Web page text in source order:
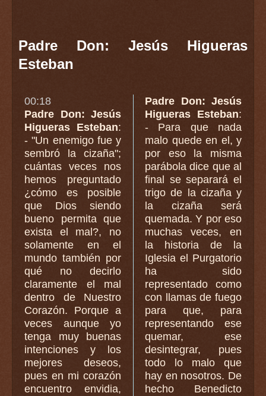
Padre Don: Jesús Higueras
Esteban
00:18
Padre Don: Jesús
Higueras Esteban:
- "Un enemigo fue y
sembró la cizaña";
cuántas veces nos
hemos preguntado
¿cómo es posible
que Dios siendo
bueno permita que
exista el mal?, no
solamente en el
mundo también por
qué no decirlo
claramente el mal
dentro de Nuestro
Corazón. Porque a
veces aunque yo
tenga muy buenas
intenciones y los
mejores deseos,
pues en mi corazón
encuentro envidia,
Padre Don: Jesús
Higueras Esteban:
- Para que nada
malo quede en el, y
por eso la misma
parábola dice que al
final se separará el
trigo de la cizaña y
la cizaña será
quemada. Y por eso
muchas veces, en
la historia de la
Iglesia el Purgatorio
ha sido
representado como
con llamas de fuego
para que, para
representando ese
quemar, ese
desintegrar, pues
todo lo malo que
hay en nosotros. De
hecho Benedicto